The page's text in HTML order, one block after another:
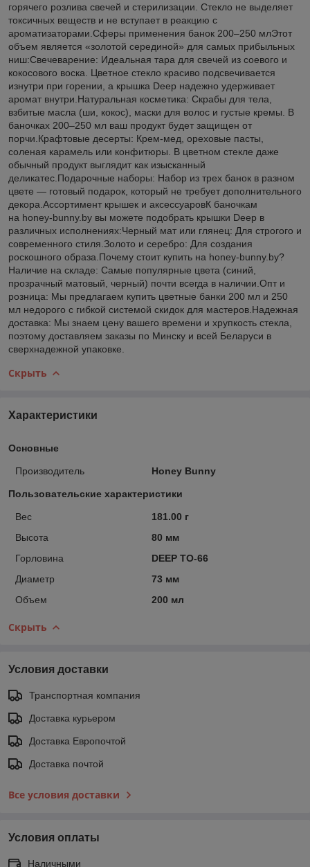
горячего розлива свечей и стерилизации. Стекло не выделяет
токсичных веществ и не вступает в реакцию с
ароматизаторами.Сферы применения банок 200–250 млЭтот
объем является «золотой серединой» для самых прибыльных
ниш:Свечеварение: Идеальная тара для свечей из соевого и
кокосового воска. Цветное стекло красиво подсвечивается
изнутри при горении, а крышка Deep надежно удерживает
аромат внутри.Натуральная косметика: Скрабы для тела,
взбитые масла (ши, кокос), маски для волос и густые кремы. В
баночках 200–250 мл ваш продукт будет защищен от
порчи.Крафтовые десерты: Крем-мед, ореховые пасты,
соленая карамель или конфитюры. В цветном стекле даже
обычный продукт выглядит как изысканный
деликатес.Подарочные наборы: Набор из трех банок в разном
цвете — готовый подарок, который не требует дополнительного
декора.Ассортимент крышек и аксессуаровК баночкам
на honey-bunny.by вы можете подобрать крышки Deep в
различных исполнениях:Черный мат или глянец: Для строгого и
современного стиля.Золото и серебро: Для создания
роскошного образа.Почему стоит купить на honey-bunny.by?
Наличие на складе: Самые популярные цвета (синий,
прозрачный матовый, черный) почти всегда в наличии.Опт и
розница: Мы предлагаем купить цветные банки 200 мл и 250
мл недорого с гибкой системой скидок для мастеров.Надежная
доставка: Мы знаем цену вашего времени и хрупкость стекла,
поэтому доставляем заказы по Минску и всей Беларуси в
сверхнадежной упаковке.
Скрыть
Характеристики
Основные
Производитель Honey Bunny
Пользовательские характеристики
Вес
181.00 г
Высота
80 мм
Горловина
DEEP ТО-66
Диаметр
73 мм
Объем
200 мл
Скрыть
Условия доставки
Транспортная компания
Доставка курьером
Доставка Европочтой
Доставка почтой
Все условия доставки
Условия оплаты
Наличными